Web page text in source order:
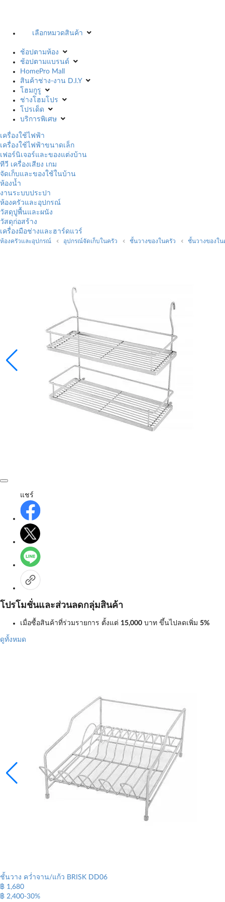
เลือกหมวดสินค้า
ช้อปตามห้อง
ช้อปตามแบรนด์
HomePro Mall
สินค้าช่าง-งาน D.I.Y
โฮมกูรู
ช่างโฮมโปร
โปรเด็ด
บริการพิเศษ
เครื่องใช้ไฟฟ้า
เครื่องใช้ไฟฟ้าขนาดเล็ก
เฟอร์นิเจอร์และของแต่งบ้าน
ทีวี เครื่องเสียง เกม
จัดเก็บและของใช้ในบ้าน
ห้องน้ำ
งานระบบประปา
ห้องครัวและอุปกรณ์
วัสดุปูพื้นและผนัง
วัสดุก่อสร้าง
เครื่องมือช่างและฮาร์ดแวร์
ห้องครัวและอุปกรณ์ อุปกรณ์จัดเก็บในครัว ชั้นวางของในครัว ชั้นวางของใน
แชร์
โปรโมชั่นและส่วนลดกลุ่มสินค้า
เมื่อซื้อสินค้าที่ร่วมรายการ ตั้งแต่ 15,000 บาท ขึ้นไปลดเพิ่ม 5%
ดูทั้งหมด
ชั้นวาง คว่ำจาน/แก้ว BRISK DD06
฿ 1,680
฿ 2,400-30%